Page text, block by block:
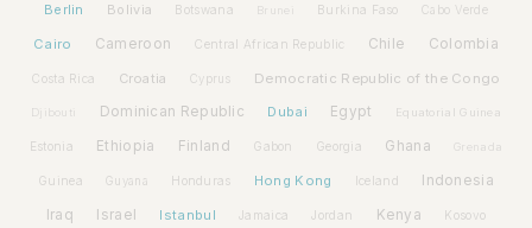
Berlin Bolivia Botswana Brunei Burkina Faso Cabo Verde
Cairo Cameroon Central African Republic Chile Colombia
Costa Rica Croatia Cyprus Democratic Republic of the Congo
Djibouti Dominican Republic Dubai Egypt Equatorial Guinea
Estonia Ethiopia Finland Gabon Georgia Ghana Grenada
Guinea Guyana Honduras Hong Kong Iceland Indonesia
Iraq Israel Istanbul Jamaica Jordan Kenya Kosovo